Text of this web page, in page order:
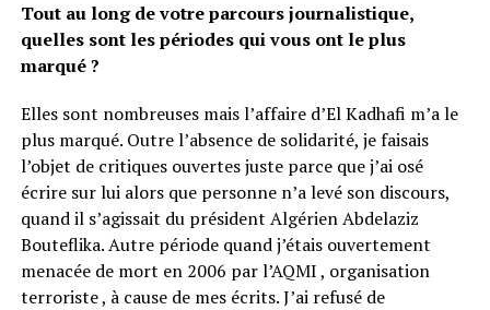
Tout au long de votre parcours journalistique,
quelles sont les périodes qui vous ont le plus
marqué ?
Elles sont nombreuses mais l’affaire d’El Kadhafi m’a le
plus marqué. Outre l’absence de solidarité, je faisais
l’objet de critiques ouvertes juste parce que j’ai osé
écrire sur lui alors que personne n’a levé son discours,
quand il s’agissait du président Algérien Abdelaziz
Bouteflika. Autre période quand j’étais ouvertement
menacée de mort en 2006 par l’AQMI , organisation
terroriste , à cause de mes écrits. J’ai refusé de